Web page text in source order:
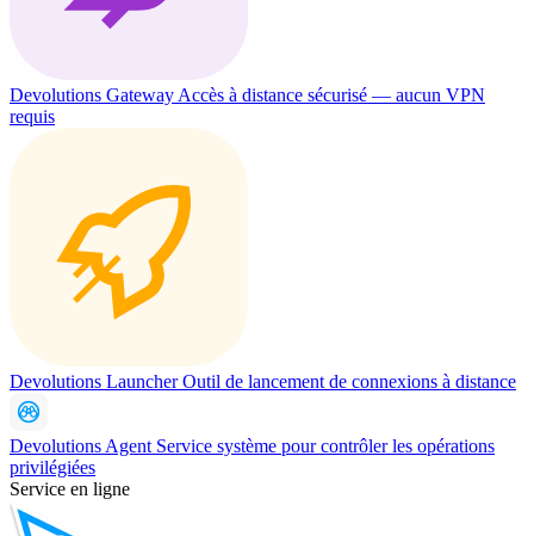
Devolutions Gateway Accès à distance sécurisé — aucun VPN
requis
Devolutions Launcher Outil de lancement de connexions à distance
Devolutions Agent Service système pour contrôler les opérations
privilégiées
Service en ligne